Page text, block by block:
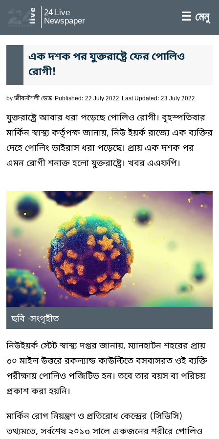
24 Live
Newspaper ☰ মেনু
এক দশক পর যুক্তরাষ্ট্রে ফের পোলিও
রোগী!
byজীবনশৈলী ডেস্ক Published: 22 July 2022 Last Updated: 23 July 2022
যুক্তরাষ্ট্রে আবার ধরা পড়েছে পোলিও রোগী। বৃহস্পতিবার
মার্কিন স্বাস্থ্য কর্তৃপক্ষ জানায়, নিউ ইয়র্ক রাজ্যে এক ব্যক্তির
দেহে পোলিং ভাইরাস ধরা পড়েছে। প্রায় এক দশক পর
এমন রোগী শনাক্ত হলো যুক্তরাষ্ট্রে। খবর এএফপি।
ছবি -সংগৃহীত
নিউইয়র্ক স্টেট স্বাস্থ্য দপ্তর জানায়, ম্যানহাটন শহরের প্রায়
৩০ মাইল উত্তরে রকল্যান্ড কাউন্টিতে বসবাসরত ওই ব্যক্তি
পরীক্ষায় পোলিও পজিটিভ হন। তবে তার বয়স বা পরিচয়
প্রকাশ করা হয়নি।
মার্কিন রোগ নিয়ন্ত্রণ ও প্রতিরোধ কেন্দ্রের (সিডিসি)
তথ্যমতে, সর্বশেষ ২০১৩ সালে একজনের শরীরে পোলিও